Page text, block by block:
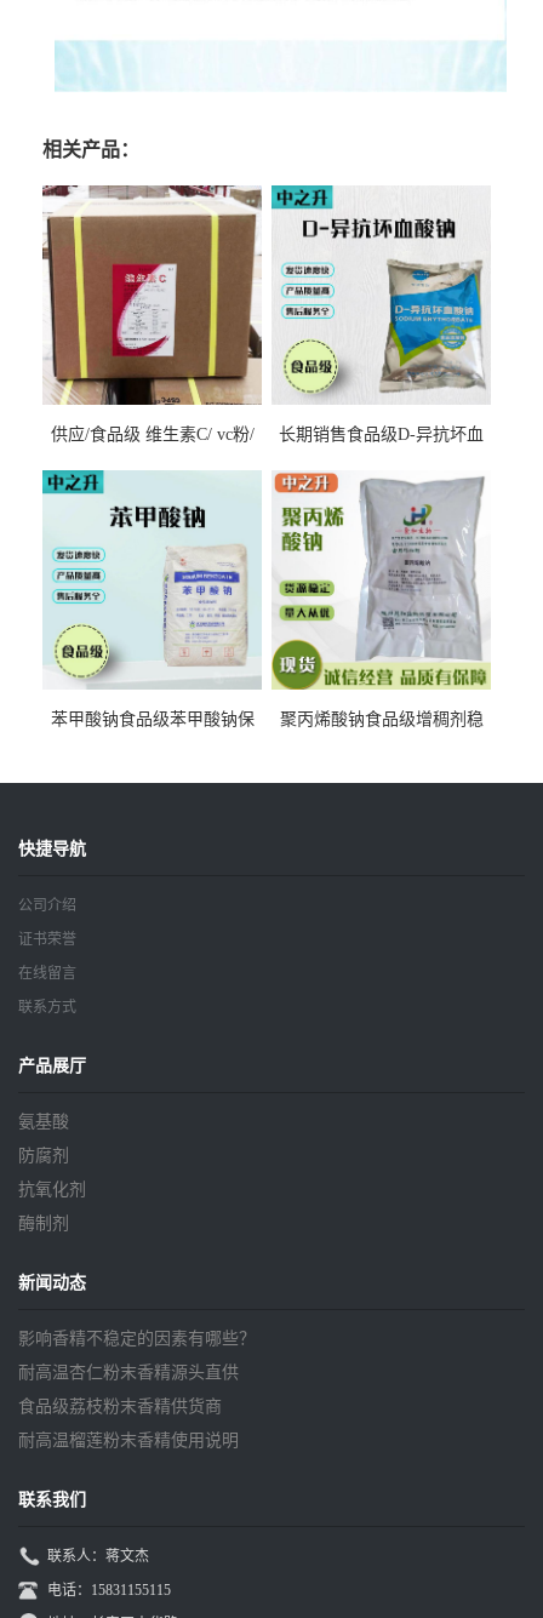
相关产品：
供应/食品级 维生素C/ vc粉/
长期销售食品级D-异抗坏血
苯甲酸钠食品级苯甲酸钠保
聚丙烯酸钠食品级增稠剂稳
快捷导航
公司介绍
证书荣誉
在线留言
联系方式
产品展厅
氨基酸
防腐剂
抗氧化剂
酶制剂
新闻动态
影响香精不稳定的因素有哪些？
耐高温杏仁粉末香精源头直供
食品级荔枝粉末香精供货商
耐高温榴莲粉末香精使用说明
联系我们
联系人：蒋文杰
电话：15831155115